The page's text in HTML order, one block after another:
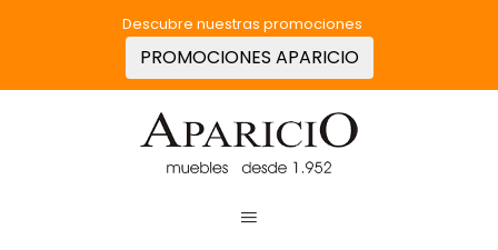
Descubre nuestras promociones
PROMOCIONES APARICIO